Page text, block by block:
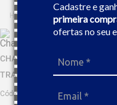
Cadastre e
primeira
ofertas no seu
FERRAMENTAS
CHAVE CABO T PONTA
TRAMONTINA 44364104
Código